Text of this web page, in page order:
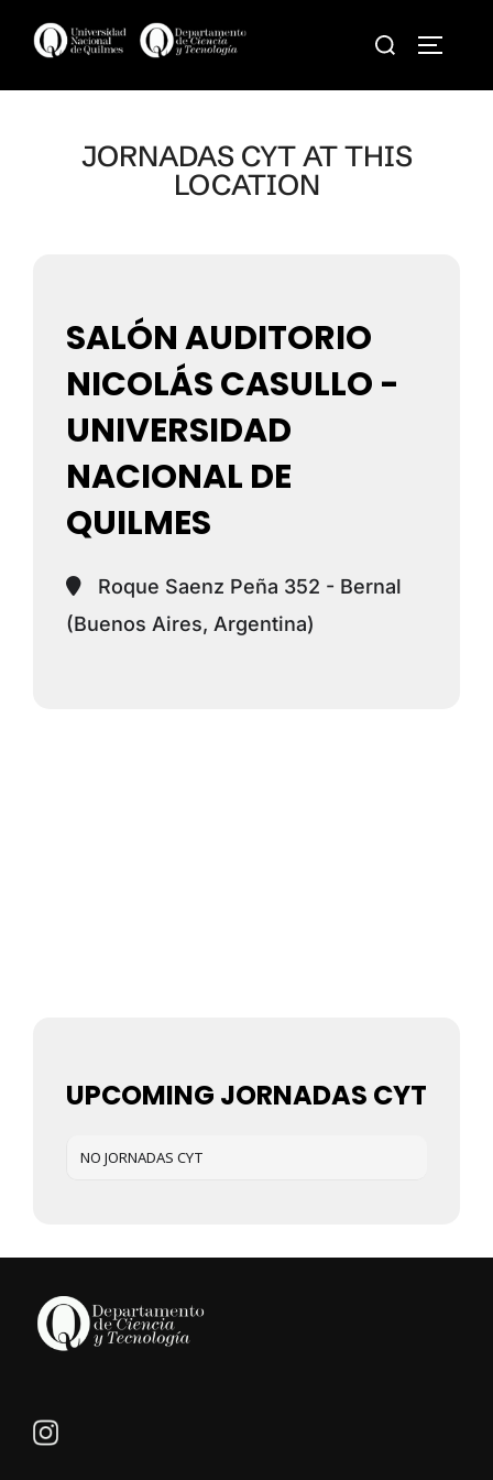
Search
JORNADAS CYT AT THIS
LOCATION
SALÓN AUDITORIO
NICOLÁS CASULLO -
UNIVERSIDAD
NACIONAL DE
QUILMES
Roque Saenz Peña 352 - Bernal
(Buenos Aires, Argentina)
UPCOMING JORNADAS CYT
NO JORNADAS CYT